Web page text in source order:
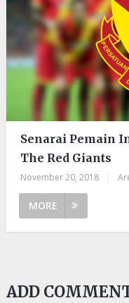
Senarai Pemain
The Red Giants
November 20, 2018
MORE
ADD